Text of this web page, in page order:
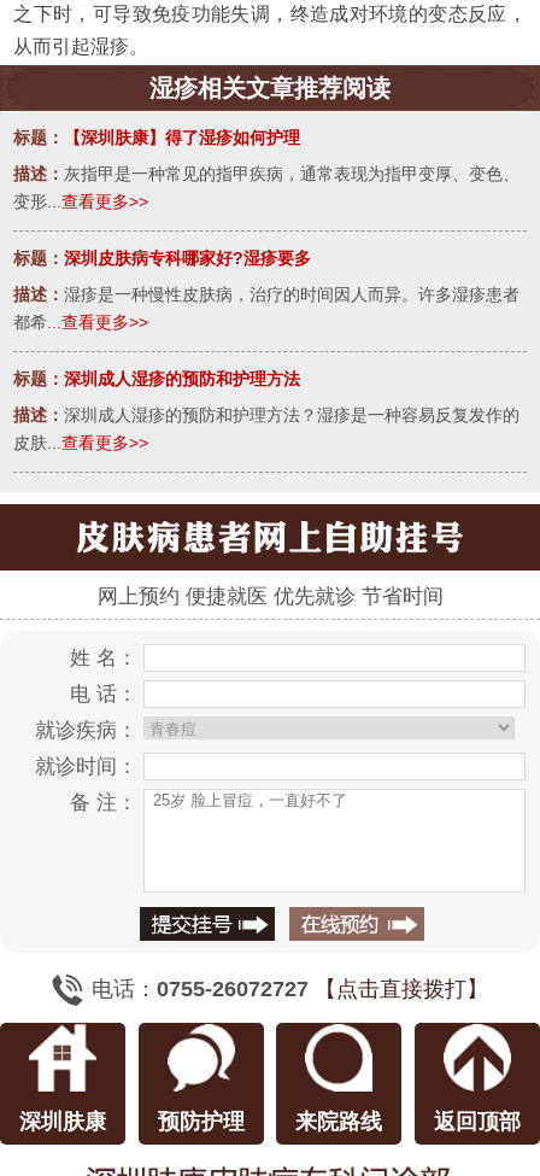
之下时，可导致免疫功能失调，终造成对环境的变态反应，
从而引起湿疹。
湿疹相关文章推荐阅读
标题：
【深圳肤康】得了湿疹如何护理
描述： 灰指甲是一种常见的指甲疾病，通常表现为指甲变厚、变色、
变形...查看更多>>
标题：深圳皮肤病专科哪家好?湿疹要多
描述：湿疹是一种慢性皮肤病，治疗的时间因人而异。许多湿疹患者
都希...查看更多>>
标题：深圳成人湿疹的预防和护理方法
描述：深圳成人湿疹的预防和护理方法？湿疹是一种容易反复发作的
皮肤...查看更多>>
网上预约 便捷就医 优先就诊 节省时间
姓 名：
电 话：
就诊疾病：
就诊时间：
备 注：
电话：0755-26072727 【点击直接拨打】
深圳肤康 预防护理 来院路线 返回顶部